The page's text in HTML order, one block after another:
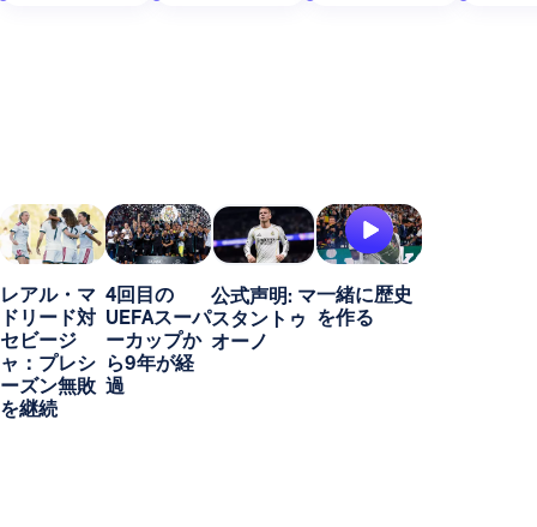
レアル・マ
ドリード対
セビージ
ャ：プレシ
ーズン無敗
を継続
4回目の
UEFAスーパ
ーカップか
ら9年が経
過
公式声明: マ
スタントゥ
オーノ
一緒に歴史
を作る